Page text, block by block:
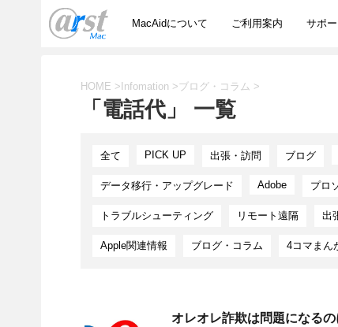
MacAidについて ご利用案内 サポ
HOME > Infomation >ブログ・コラム >
「電話代」 一覧
全て PICK UP 出張・訪問 ブログ
データ移行・アップグレード Adobe プロ
トラブルシューティング リモート遠隔 出
Apple関連情報 ブログ・コラム 4コマまん
オレオレ詐欺は問題になる